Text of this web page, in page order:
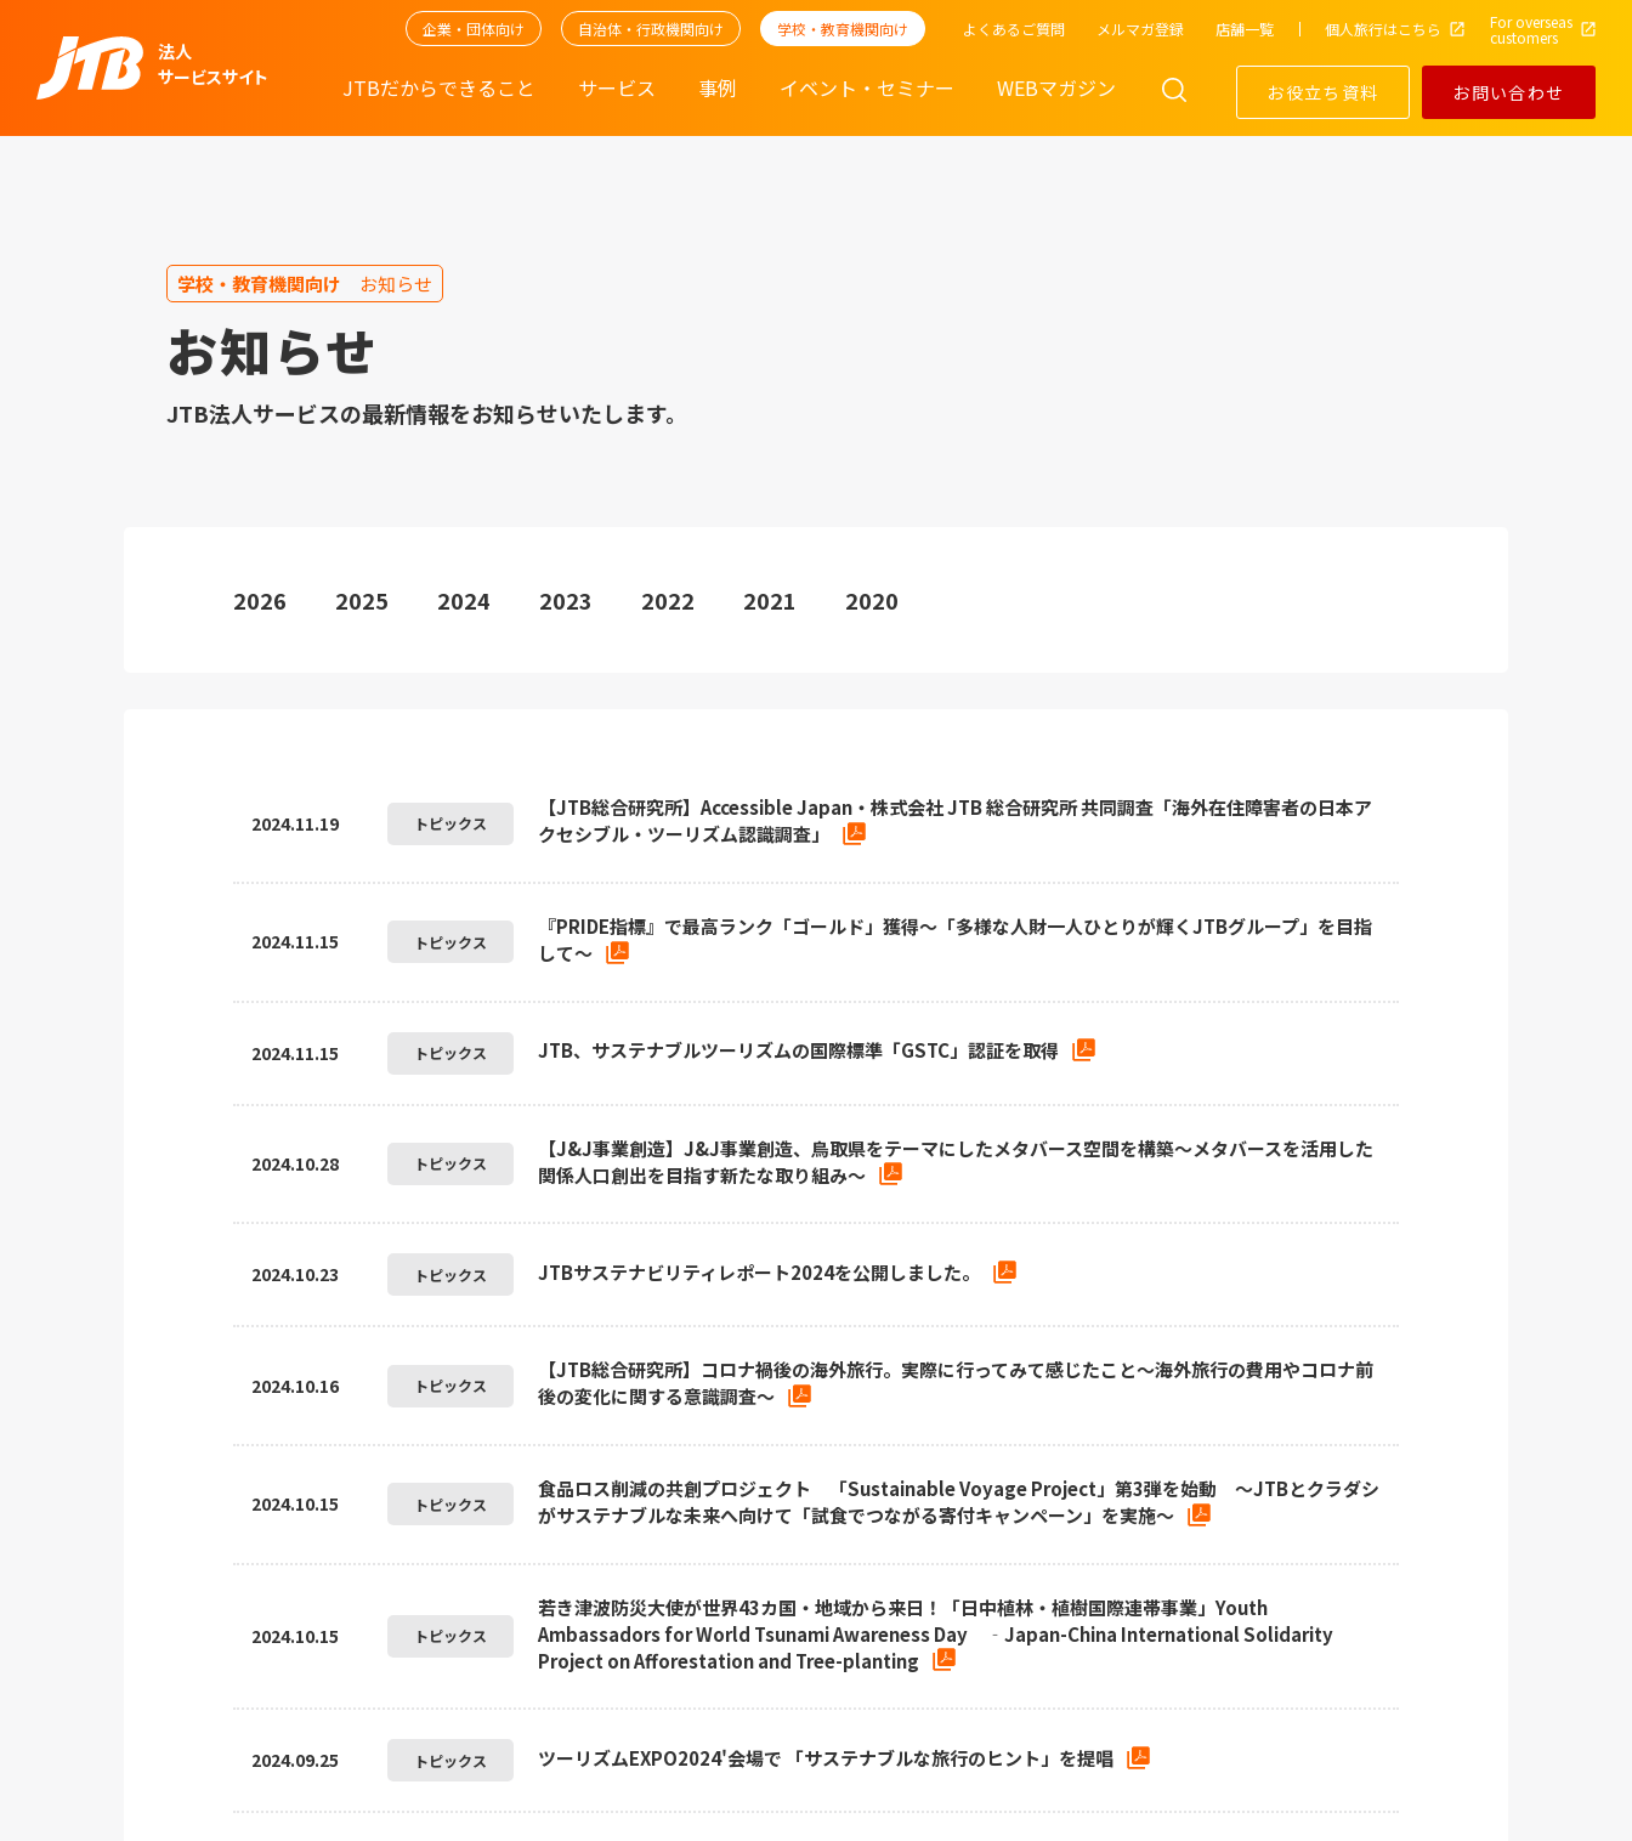
法人
サービスサイト
企業・団体向け 自治体・行政機関向け 学校・教育機関向け よくあるご質問 メルマガ登録 店舗一覧 個人旅行はこちら For overseas
customers
JTBだからできること サービス 事例 イベント・セミナー WEBマガジン お役立ち資料 お問い合わせ
学校・教育機関向け お知らせ
お知らせ
JTB法⼈サービスの最新情報をお知らせいたします。
2026 2025 2024 2023 2022 2021 2020
2024.11.19 トピックス
【JTB総合研究所】Accessible Japan・株式会社 JTB 総合研究所 共同調査「海外在住障害者の日本ア
クセシブル・ツーリズム認識調査」
2024.11.15 トピックス
『PRIDE指標』で最高ランク「ゴールド」獲得～「多様な人財一人ひとりが輝くJTBグループ」を目指
して～
2024.11.15 トピックス JTB、サステナブルツーリズムの国際標準「GSTC」認証を取得
2024.10.28 トピックス
【J&J事業創造】J&J事業創造、鳥取県をテーマにしたメタバース空間を構築～メタバースを活用した
関係人口創出を目指す新たな取り組み～
2024.10.23 トピックス JTBサステナビリティレポート2024を公開しました。
2024.10.16 トピックス
【JTB総合研究所】コロナ禍後の海外旅行。実際に行ってみて感じたこと～海外旅行の費用やコロナ前
後の変化に関する意識調査～
2024.10.15 トピックス
食品ロス削減の共創プロジェクト 「Sustainable Voyage Project」第3弾を始動 ～JTBとクラダシ
がサステナブルな未来へ向けて「試食でつながる寄付キャンペーン」を実施～
2024.10.15 トピックス
若き津波防災大使が世界43カ国・地域から来日！「日中植林・植樹国際連帯事業」Youth
Ambassadors for World Tsunami Awareness Day ‐Japan-China International Solidarity
Project on Afforestation and Tree-planting
2024.09.25 トピックス ツーリズムEXPO2024'会場で 「サステナブルな旅行のヒント」を提唱